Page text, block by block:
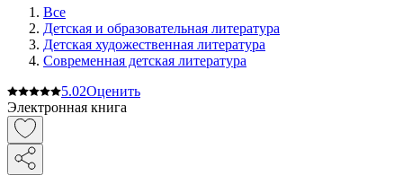
Все
Детская и образовательная литература
Детская художественная литература
Современная детская литература
5.02Оценить
Электронная книга